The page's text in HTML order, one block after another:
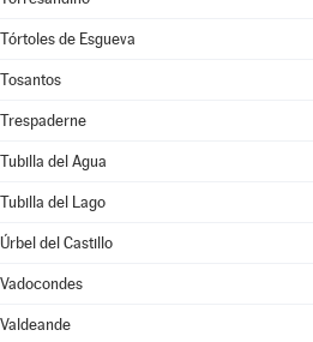
Tórtoles de Esgueva
Tosantos
Trespaderne
Tubilla del Agua
Tubilla del Lago
Úrbel del Castillo
Vadocondes
Valdeande